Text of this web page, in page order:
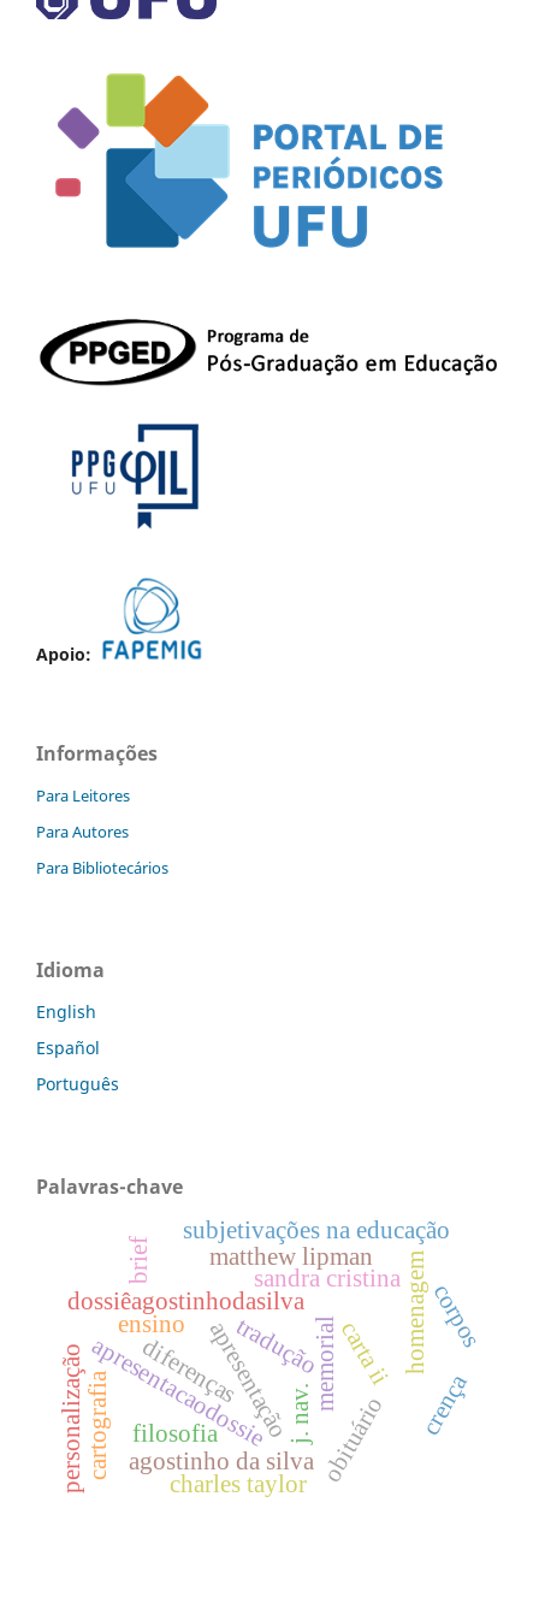
Apoio:
Informações
Para Leitores
Para Autores
Para Bibliotecários
Idioma
English
Español
Português
Palavras-chave
apresentação
dossiêagostinhodasilva
apresentacaodossietradução
brief
j. nav.
agostinho da silva
carta ii
sandra cristina
obituário
homenagem
memorial
diferenças
corpos
subjetivações na educação
filosofia
matthew lipman
personalização crença
cartografia
ensino
charles taylor